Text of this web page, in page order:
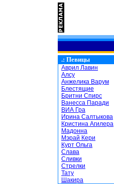
.: Певицы
Аврил Лавин
Алсу
Анжелика Варум
Блестящие
Бритни Спирс
Ванесса Паради
ВИА Гра
Ирина Салтыкова
Кристина Агилера
Мадонна
Мэрай Кери
Курт Ольга
Слава
Сливки
Стрелки
Тату
Шакира